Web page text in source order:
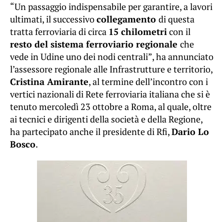
“Un passaggio indispensabile per garantire, a lavori
ultimati, il successivocollegamento di questa
tratta ferroviaria di circa 15 chilometricon il
resto del sistema ferroviario regionale che
vede in Udine uno dei nodi centrali”, ha annunciato
l’assessore regionale alle Infrastrutture e territorio,
Cristina Amirante, al termine dell’incontro con i
vertici nazionali di Rete ferroviaria italiana che si è
tenuto mercoledì 23 ottobre a Roma, al quale, oltre
ai tecnici e dirigenti della società e della Regione,
ha partecipato anche il presidente di Rfi,Dario Lo
Bosco.